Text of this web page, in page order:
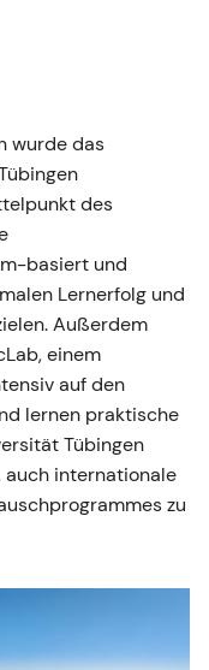
wurde das
des
basiert und
Lernerfolg und
Außerdem
einem
auf den
lernen praktische
Tübingen
auch internationale
zu